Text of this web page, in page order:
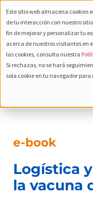
Este sitio web almacena
de tu interacción con nuestro
fin de mejorar y personalizar tu
acerca de nuestros visitantes en
las cookies, consulta nuestra
Si rechazas, no se hará
sola cookie en tu navegador
e-book
Logística
la vacuna